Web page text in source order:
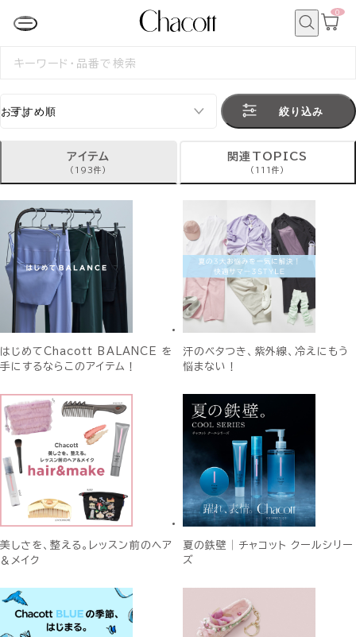
カ
0
検
絞り込み
アイテム
(193件)
関連TOPICS
(111件)
はじめてChacott BALANCE を
手にするならこのアイテム！
汗のベタつき、紫外線、冷えにもう
悩まない！
美しさを、整える。レッスン前のヘア
＆メイク
夏の鉄壁│チャコット クールシリー
ズ